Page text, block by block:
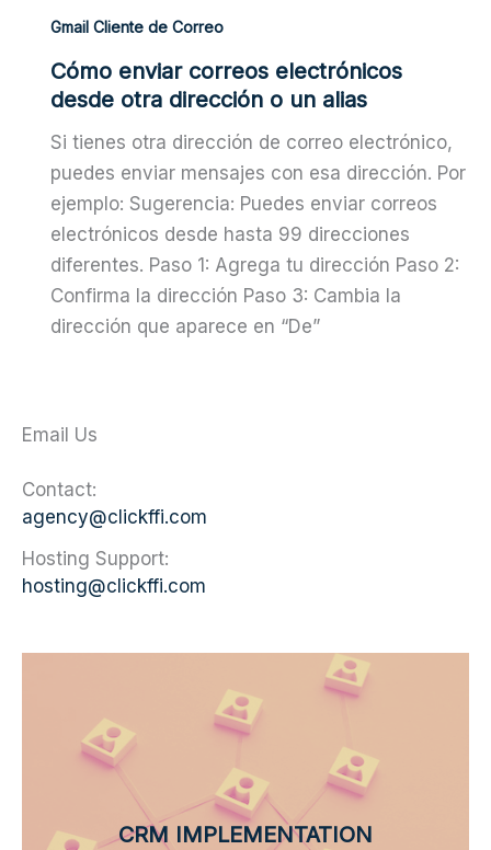
Gmail Cliente de Correo
Cómo enviar correos electrónicos
desde otra dirección o un alias
Si tienes otra dirección de correo electrónico,
puedes enviar mensajes con esa dirección. Por
ejemplo: Sugerencia: Puedes enviar correos
electrónicos desde hasta 99 direcciones
diferentes. Paso 1: Agrega tu dirección Paso 2:
Confirma la dirección Paso 3: Cambia la
dirección que aparece en “De”
Email Us
Contact:
agency@clickffi.com
Hosting Support:
hosting@clickffi.com
CRM IMPLEMENTATION